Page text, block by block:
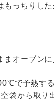
もっちりし
まオーブン
で予熱する
袋から取り